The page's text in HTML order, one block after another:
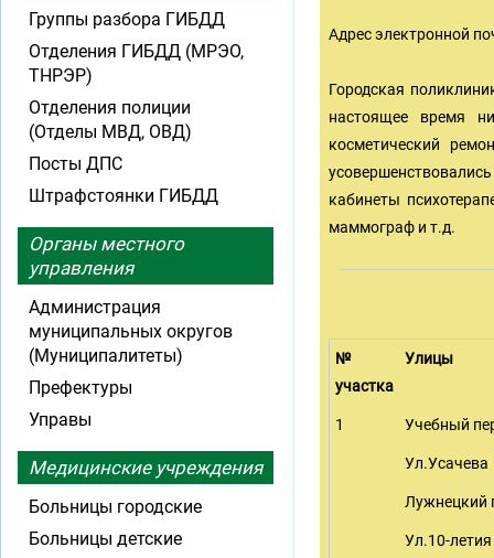
Адрес электронной
Городская
настоящее время
косметический
кабинеты
маммограф и т.д.
№
участка
Улицы
1 Учебный
Ул.Усачева
Лужнецкий
Ул.10-летия
Группы разбора ГИБДД
Отделения ГИБДД (МРЭО,
ТНРЭР)
Отделения полиции
(Отделы МВД, ОВД)
Посты ДПС
Штрафстоянки ГИБДД
Органы местного
управления
Администрация
муниципальных округов
(Муниципалитеты)
Префектуры
Управы
Медицинские учреждения
Больницы городские
Больницы детские